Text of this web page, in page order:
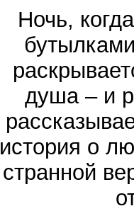
Ночь,
душа – и
история о
странной